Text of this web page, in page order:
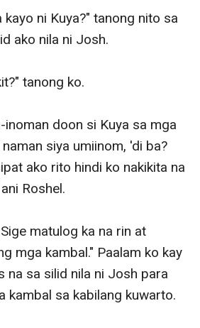
kayo ni Kuya?" tanong nito sa
ako nila ni Josh.
tanong ko.
inoman doon si Kuya sa mga
siya umiinom, 'di ba?
ako rito hindi ko nakikita na
Roshel.
matulog ka na rin at
mga kambal." Paalam ko kay
na sa silid nila ni Josh para
kambal sa kabilang kuwarto.